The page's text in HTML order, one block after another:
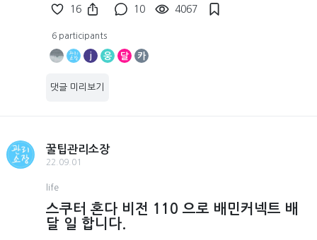
16 10 4067
6 participants
j 웅 달 카
댓글 미리보기
꿀팁관리소장
22.09.01
life
스쿠터 혼다 비전 110 으로 배민커넥트 배
달 일 합니다.